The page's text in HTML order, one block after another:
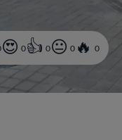
0 0 0 0